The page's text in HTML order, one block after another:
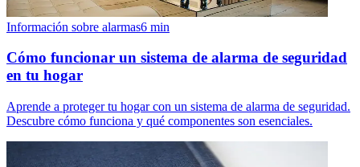
Información sobre alarmas6 min
Cómo funcionar un sistema de alarma de seguridad
en tu hogar
Aprende a proteger tu hogar con un sistema de alarma de seguridad.
Descubre cómo funciona y qué componentes son esenciales.